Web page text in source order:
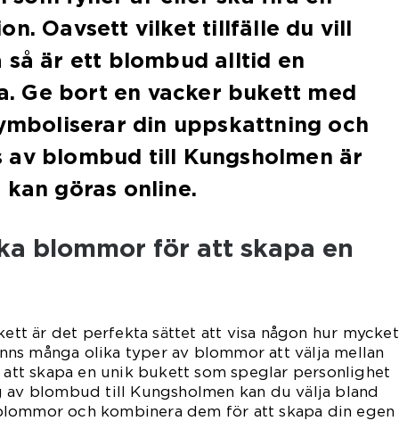
Oavsett vilket tillfälle du vill
så är ett blombud alltid en
Ge bort en vacker bukett med
din uppskattning och
av blombud till Kungsholmen är
göras online.
blommor för att skapa en
är det perfekta sättet att visa någon hur mycket
många olika typer av blommor att välja mellan
skapa en unik bukett som speglar personlighet
blombud till Kungsholmen kan du välja bland
och kombinera dem för att skapa din egen